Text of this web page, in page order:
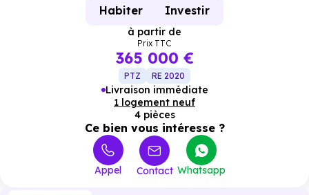
Habiter Investir
à partir de
Prix TTC
365 000 €
PTZ RE 2020
Livraison immédiate
1 logement neuf
4 pièces
Ce bien vous intéresse ?
Appel Contact Whatsapp